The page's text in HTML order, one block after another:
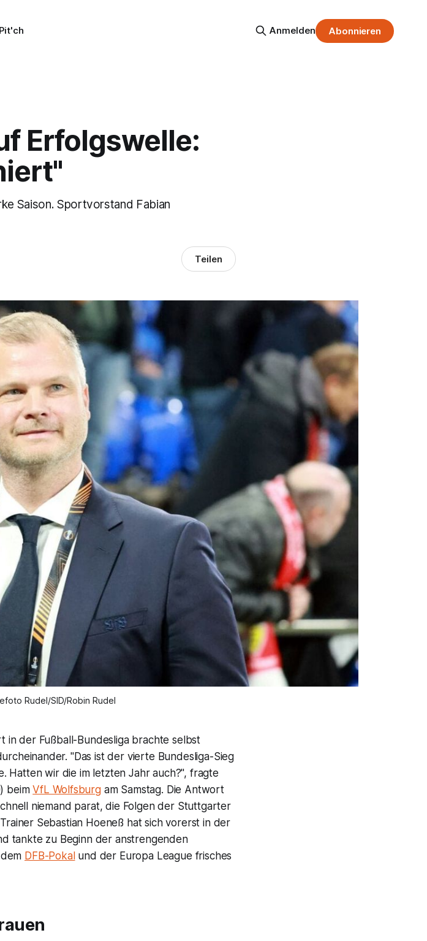
Anmelden Abonnieren
Erfolgswelle:
Saison. Sportvorstand Fabian
Teilen
Rudel/SID/Robin Rudel
der Fußball-Bundesliga brachte selbst
"Das ist der vierte Bundesliga-Sieg
Hatten wir die im letzten Jahr auch?", fragte
beimVfL Wolfsburgam Samstag. Die Antwort
niemand parat, die Folgen der Stuttgarter
Sebastian Hoeneß hat sich vorerst in der
tankte zu Beginn der anstrengenden
DFB-Pokal und der Europa League frisches